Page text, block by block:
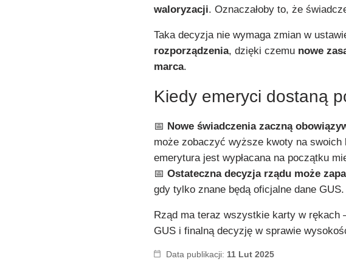
waloryzacji. Oznaczałoby to, że
Taka decyzja nie wymaga zmian w
rozporządzenia, dzięki czemu nowe
marca.
Kiedy emeryci dostaną
📅 Nowe świadczenia zaczną
może zobaczyć wyższe kwoty na
emerytura jest wypłacana na początku
📅Ostateczna decyzja rządu może
gdy tylko znane będą oficjalne dane GUS.
Rząd ma teraz wszystkie karty w rękach
GUS i finalną decyzję w sprawie
Data publikacji: 11 Lut 2025